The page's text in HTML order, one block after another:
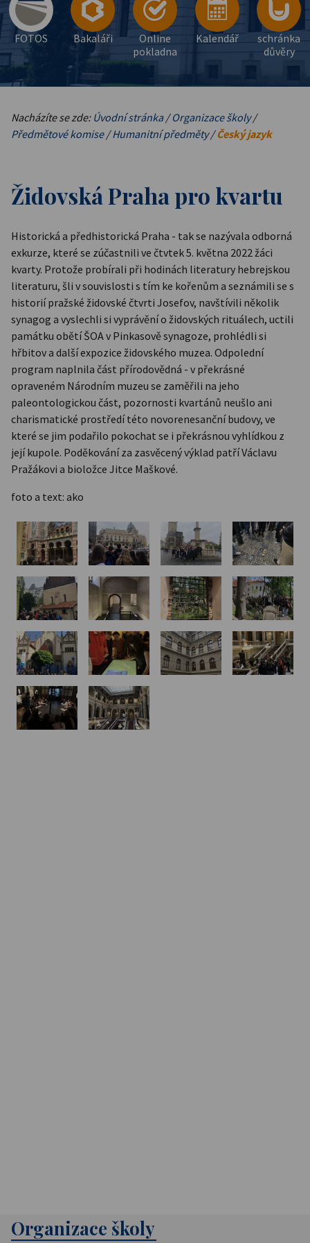
FOTOS Bakaláři
Online
pokladna
Kalendář
schránka
důvěry
Nacházíte se zde: Úvodní stránka/Organizace školy/
Předmětové komise/Humanitní předměty/Český jazyk
Židovská Praha pro kvartu
Historická a předhistorická Praha - tak se nazývala odborná
exkurze, které se zúčastnili ve čtvtek 5. května 2022 žáci
kvarty. Protože probírali při hodinách literatury hebrejskou
literaturu, šli v souvislosti s tím ke kořenům a seznámili se s
historií pražské židovské čtvrti Josefov, navštívili několik
synagog a vyslechli si vyprávění o židovských rituálech, uctili
památku obětí ŠOA v Pinkasově synagoze, prohlédli si
hřbitov a další expozice židovského muzea. Odpolední
program naplnila část přírodovědná - v překrásné
opraveném Národním muzeu se zaměřili na jeho
paleontologickou část, pozornosti kvartánů neušlo ani
charismatické prostředí této novorenesanční budovy, ve
které se jim podařilo pokochat se i překrásnou vyhlídkou z
její kupole. Poděkování za zasvěcený výklad patří Václavu
Pražákovi a bioložce Jitce Maškové.
foto a text: ako
Organizace školy